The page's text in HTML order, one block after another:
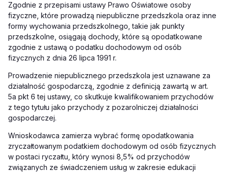
Zgodnie z przepisami ustawy Prawo Oświatowe osoby
fizyczne, które prowadzą niepubliczne przedszkola oraz inne
formy wychowania przedszkolnego, takie jak punkty
przedszkolne, osiągają dochody, które są opodatkowane
zgodnie z ustawą o podatku dochodowym od osób
fizycznych z dnia 26 lipca 1991 r.
Prowadzenie niepublicznego przedszkola jest uznawane za
działalność gospodarczą, zgodnie z definicją zawartą w art.
5a pkt 6 tej ustawy, co skutkuje kwalifikowaniem przychodów
z tego tytułu jako przychody z pozarolniczej działalności
gospodarczej.
Wnioskodawca zamierza wybrać formę opodatkowania
zryczałtowanym podatkiem dochodowym od osób fizycznych
w postaci ryczałtu, który wynosi 8,5% od przychodów
związanych ze świadczeniem usług w zakresie edukacji